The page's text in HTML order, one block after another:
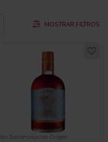
MOSTRAR FILTROS
Sin Denominacion Origen